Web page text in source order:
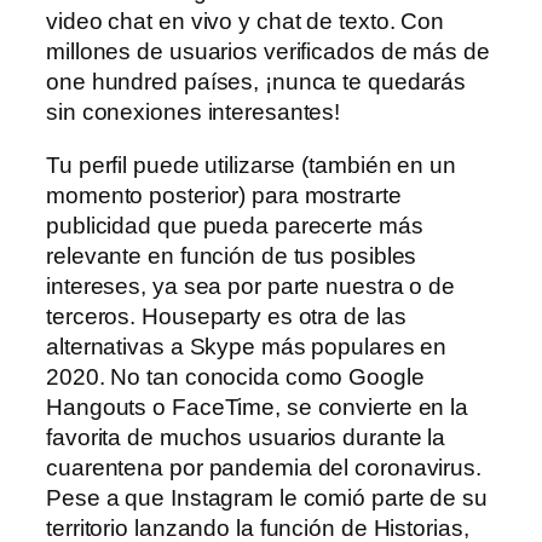
video chat en vivo y chat de texto. Con
millones de usuarios verificados de más de
one hundred países, ¡nunca te quedarás
sin conexiones interesantes!
Tu perfil puede utilizarse (también en un
momento posterior) para mostrarte
publicidad que pueda parecerte más
relevante en función de tus posibles
intereses, ya sea por parte nuestra o de
terceros. Houseparty es otra de las
alternativas a Skype más populares en
2020. No tan conocida como Google
Hangouts o FaceTime, se convierte en la
favorita de muchos usuarios durante la
cuarentena por pandemia del coronavirus.
Pese a que Instagram le comió parte de su
territorio lanzando la función de Historias,